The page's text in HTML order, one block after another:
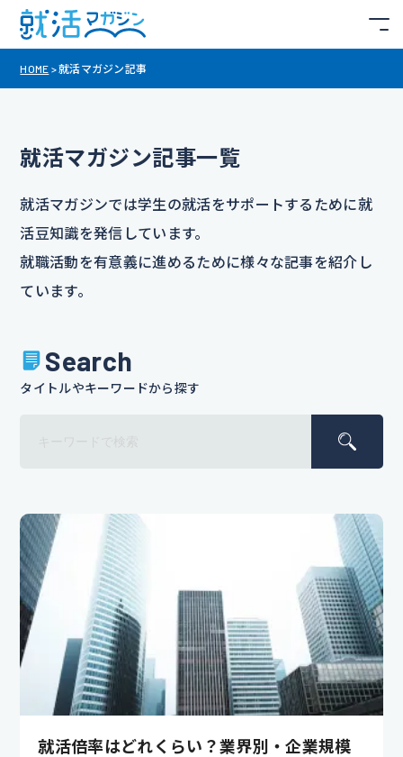
HOME >就活マガジン記事
就活マガジン記事一覧
就活マガジンでは学生の就活をサポートするために就
活豆知識を発信しています。
就職活動を有意義に進めるために様々な記事を紹介し
ています。
Search
タイトルやキーワードから探す
就活倍率はどれくらい？業界別・企業規模